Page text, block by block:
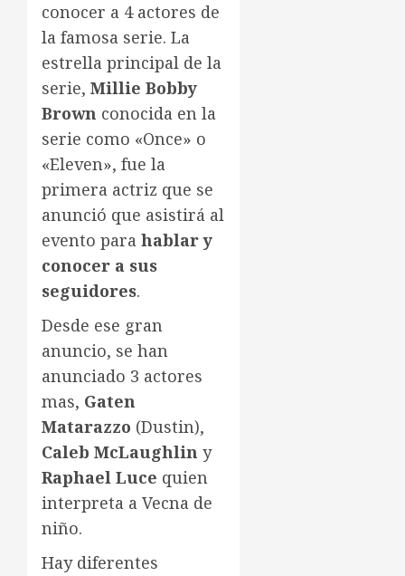
conocer a 4 actores de
la famosa serie. La
estrella principal de la
serie, Millie Bobby
Brown conocida en la
serie como «Once» o
«Eleven», fue la
primera actriz que se
anunció que asistirá al
evento para hablar y
conocer a sus
seguidores.
Desde ese gran
anuncio, se han
anunciado 3 actores
mas, Gaten
Matarazzo (Dustin),
Caleb McLaughlin y
Raphael Luce quien
interpreta a Vecna de
niño.
Hay diferentes